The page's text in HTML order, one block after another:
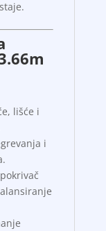
lišće i
i